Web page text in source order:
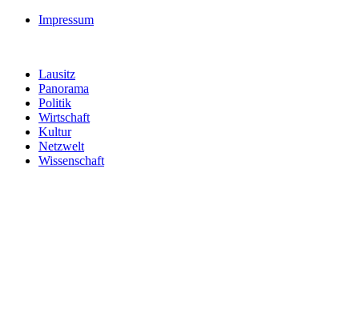
Impressum
Lausitz
Panorama
Politik
Wirtschaft
Kultur
Netzwelt
Wissenschaft